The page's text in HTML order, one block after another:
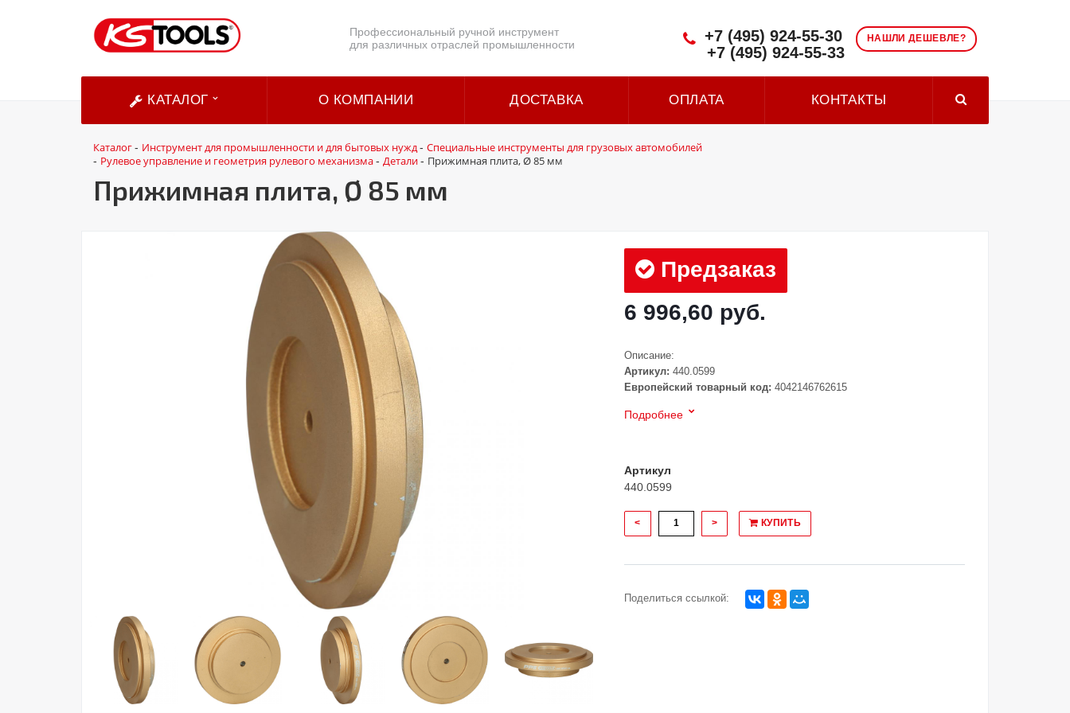
Профессиональный ручной инструмент
для различных отраслей промышленности
НАШЛИ ДЕШЕВЛЕ?
+7 (495) 924-55-30
+7 (495) 924-55-33
КАТАЛОГ О КОМПАНИИ ДОСТАВКА ОПЛАТА КОНТАКТЫ
Каталог- Инструмент для промышленности и для бытовых нужд- Специальные инструменты для грузовых автомобилей
- Рулевое управление и геометрия рулевого механизма- Детали- Прижимная плита, Ø 85 мм
Прижимная плита, Ø 85 мм
Предзаказ
6 996,60 руб.
Описание:
Артикул: 440.0599
Европейский товарный код: 4042146762615
Подробнее
Артикул
440.0599
< > КУПИТЬ
Поделиться ссылкой: